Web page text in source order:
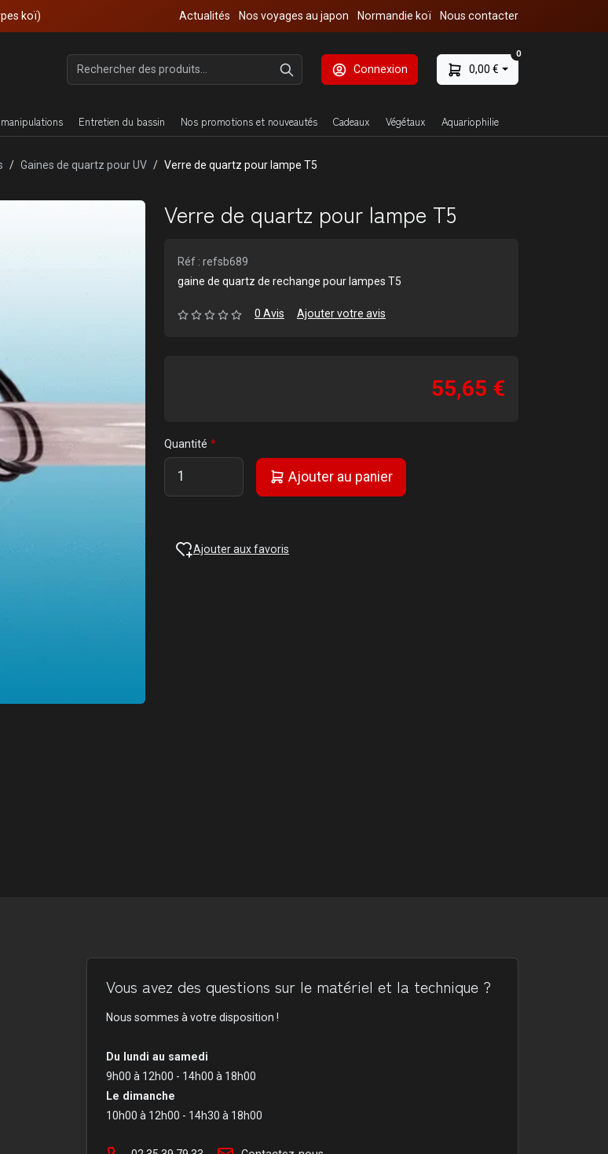
koï) Actualités Nos voyages au japon Normandie koï Nous contacter
Connexion 0,00 €
0
Entretien du bassin Nos promotions et nouveautés Cadeaux Végétaux Aquariophilie
Gaines de quartz pour UV Verre de quartz pour lampe T5
Verre de quartz pour lampe T5
Réf : refsb689
gaine de quartz de rechange pour lampes T5
0 Avis Ajouter votre avis
55,65 €
Quantité
Ajouter au panier
Ajouter aux favoris
Vous avez des questions sur le matériel et la technique ?
Nous sommes à votre disposition !
Du lundi au samedi
9h00 à 12h00 - 14h00 à 18h00
Le dimanche
10h00 à 12h00 - 14h30 à 18h00